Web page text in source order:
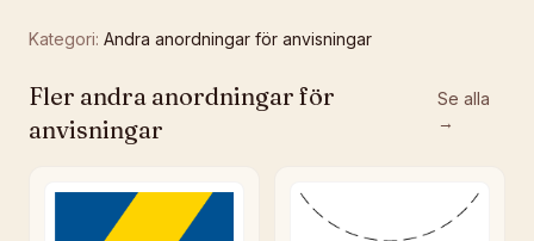
Kategori: Andra anordningar för anvisningar
Fler andra anordningar för
anvisningar
Se alla
→